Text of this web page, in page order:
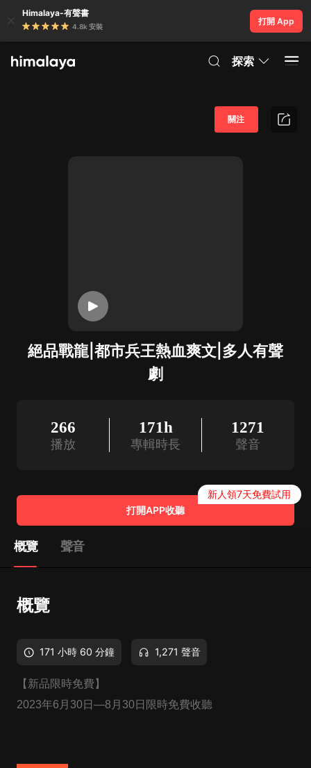
Himalaya-有聲書
4.8k 安裝
打開 App
探索
絕品戰龍|都市兵王熱血爽文|多人有聲
劇
關注
266
播放
171h
專輯時長
1271
聲音
打開APP收聽
新人領7天免費試用
概覽 聲音
概覽
171 小時 60 分鐘 1,271 聲音
【新品限時免費】
2023年6月30日—8月30日限時免費收聽